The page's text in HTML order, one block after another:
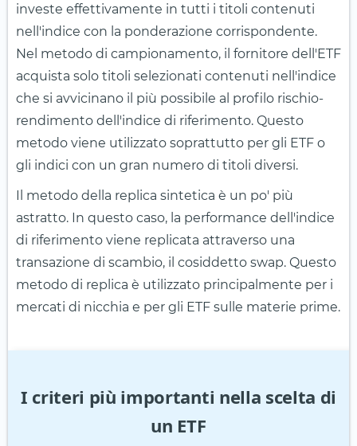
investe effettivamente in tutti i titoli contenuti
nell'indice con la ponderazione corrispondente.
Nel metodo di campionamento, il fornitore dell'ETF
acquista solo titoli selezionati contenuti nell'indice
che si avvicinano il più possibile al profilo rischio-
rendimento dell'indice di riferimento. Questo
metodo viene utilizzato soprattutto per gli ETF o
gli indici con un gran numero di titoli diversi.
Il metodo della replica sintetica è un po' più
astratto. In questo caso, la performance dell'indice
di riferimento viene replicata attraverso una
transazione di scambio, il cosiddetto swap. Questo
metodo di replica è utilizzato principalmente per i
mercati di nicchia e per gli ETF sulle materie prime.
I criteri più importanti nella scelta di
un ETF